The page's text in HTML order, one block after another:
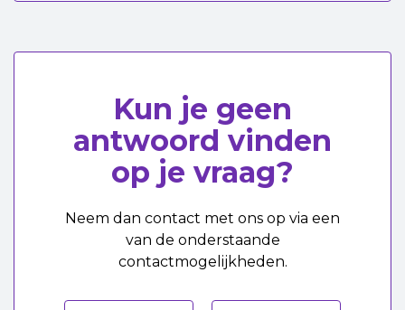
Kun je geen
antwoord vinden
op je vraag?
Neem dan contact met ons op via een
van de onderstaande
contactmogelijkheden.